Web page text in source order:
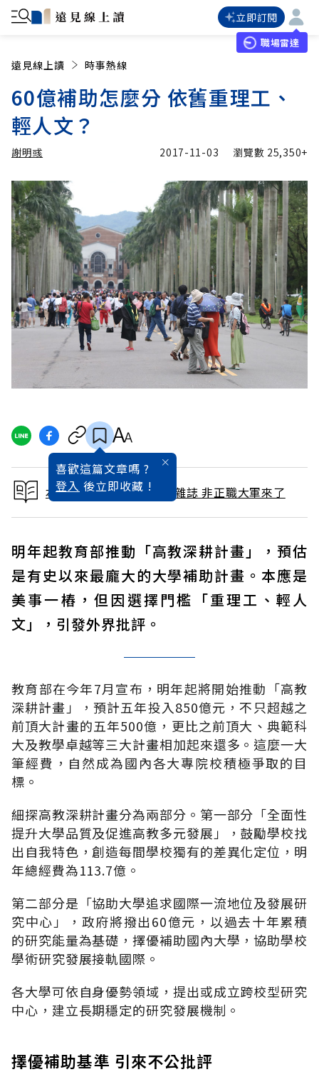
立即訂閱
職場雷達
遠見線上讀 時事熱線
60億補助怎麼分 依舊重理工、
輕人文？
謝明彧
謝明彧 加入追蹤
2017-11-03 瀏覽數 25,350+
喜歡這篇文章嗎 ?
登入 後立即收藏 !
本文出自 2017 / 11月號雜誌 非正職大軍來了
明年起教育部推動「高教深耕計畫」，預估
是有史以來最龐大的大學補助計畫。本應是
美事一樁，但因選擇門檻「重理工、輕人
文」，引發外界批評。
教育部在今年7月宣布，明年起將開始推動「高教
深耕計畫」，預計五年投入850億元，不只超越之
前頂大計畫的五年500億，更比之前頂大、典範科
大及教學卓越等三大計畫相加起來還多。這麼一大
筆經費，自然成為國內各大專院校積極爭取的目
標。
細探高教深耕計畫分為兩部分。第一部分「全面性
提升大學品質及促進高教多元發展」，鼓勵學校找
出自我特色，創造每間學校獨有的差異化定位，明
年總經費為113.7億。
第二部分是「協助大學追求國際一流地位及發展研
究中心」，政府將撥出60億元，以過去十年累積
的研究能量為基礎，擇優補助國內大學，協助學校
學術研究發展接軌國際。
各大學可依自身優勢領域，提出或成立跨校型研究
中心，建立長期穩定的研究發展機制。
擇優補助基準 引來不公批評